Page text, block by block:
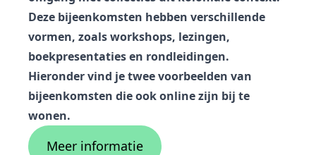
Deze bijeenkomsten hebben verschillende
vormen, zoals workshops, lezingen,
boekpresentaties en rondleidingen.
Hieronder vind je twee voorbeelden van
bijeenkomsten die ook online zijn bij te
wonen.
Meer informatie